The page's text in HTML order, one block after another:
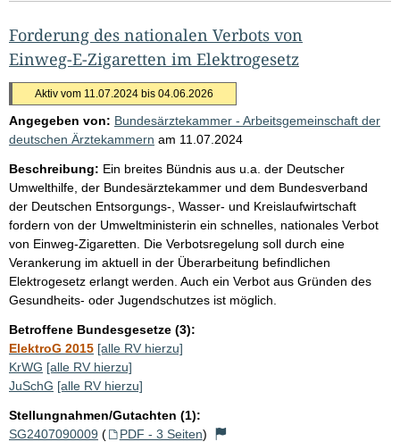
Forderung des nationalen Verbots von
Einweg-E-Zigaretten im Elektrogesetz
Aktiv vom 11.07.2024 bis 04.06.2026
Angegeben von: Bundesärztekammer - Arbeitsgemeinschaft der
deutschen Ärztekammern am 11.07.2024
Beschreibung: Ein breites Bündnis aus u.a. der Deutscher
Umwelthilfe, der Bundesärztekammer und dem Bundesverband
der Deutschen Entsorgungs-, Wasser- und Kreislaufwirtschaft
fordern von der Umweltministerin ein schnelles, nationales Verbot
von Einweg-Zigaretten. Die Verbotsregelung soll durch eine
Verankerung im aktuell in der Überarbeitung befindlichen
Elektrogesetz erlangt werden. Auch ein Verbot aus Gründen des
Gesundheits- oder Jugendschutzes ist möglich.
Betroffene Bundesgesetze (3):
ElektroG 2015 [alle RV hierzu]
KrWG [alle RV hierzu]
JuSchG [alle RV hierzu]
Stellungnahmen/Gutachten (1):
SG2407090009 ( PDF - 3 Seiten)